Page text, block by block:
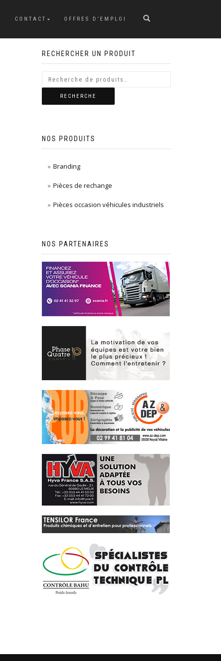
CONTACT OFFRES D’EMPLOI
RECHERCHER UN PRODUIT
RECHERCHE
NOS PRODUITS
Branding
Pièces de rechange
Pièces occasion véhicules industriels
NOS PARTENAIRES